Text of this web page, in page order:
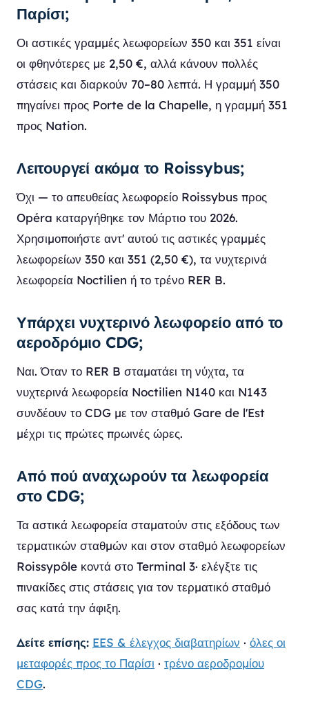
Παρίσι;
Οι αστικές γραμμές λεωφορείων 350 και 351 είναι
οι φθηνότερες με 2,50 €, αλλά κάνουν πολλές
στάσεις και διαρκούν 70–80 λεπτά. Η γραμμή 350
πηγαίνει προς Porte de la Chapelle, η γραμμή 351
προς Nation.
Λειτουργεί ακόμα το Roissybus;
Όχι — το απευθείας λεωφορείο Roissybus προς
Opéra καταργήθηκε τον Μάρτιο του 2026.
Χρησιμοποιήστε αντ' αυτού τις αστικές γραμμές
λεωφορείων 350 και 351 (2,50 €), τα νυχτερινά
λεωφορεία Noctilien ή το τρένο RER B.
Υπάρχει νυχτερινό λεωφορείο από το
αεροδρόμιο CDG;
Ναι. Όταν το RER B σταματάει τη νύχτα, τα
νυχτερινά λεωφορεία Noctilien N140 και N143
συνδέουν το CDG με τον σταθμό Gare de l'Est
μέχρι τις πρώτες πρωινές ώρες.
Από πού αναχωρούν τα λεωφορεία
στο CDG;
Τα αστικά λεωφορεία σταματούν στις εξόδους των
τερματικών σταθμών και στον σταθμό λεωφορείων
Roissypôle κοντά στο Terminal 3· ελέγξτε τις
πινακίδες στις στάσεις για τον τερματικό σταθμό
σας κατά την άφιξη.
Δείτε επίσης: EES & έλεγχος διαβατηρίων · όλες οι
μεταφορές προς το Παρίσι · τρένο αεροδρομίου
CDG.